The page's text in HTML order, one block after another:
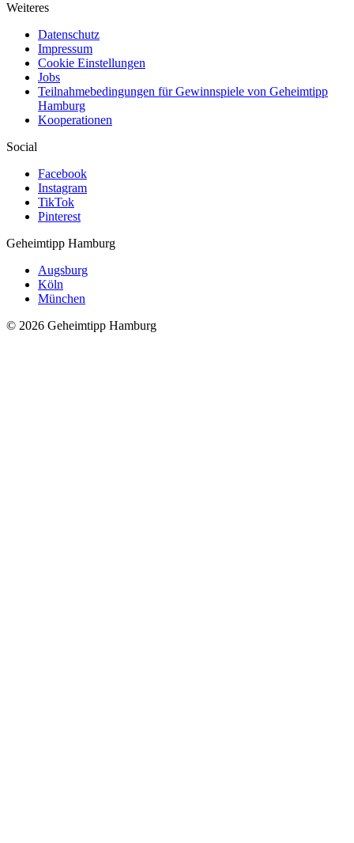
Weiteres
Datenschutz
Impressum
Cookie Einstellungen
Jobs
Teilnahmebedingungen für Gewinnspiele von Geheimtipp
Hamburg
Kooperationen
Social
Facebook
Instagram
TikTok
Pinterest
Geheimtipp Hamburg
Augsburg
Köln
München
© 2026 Geheimtipp Hamburg